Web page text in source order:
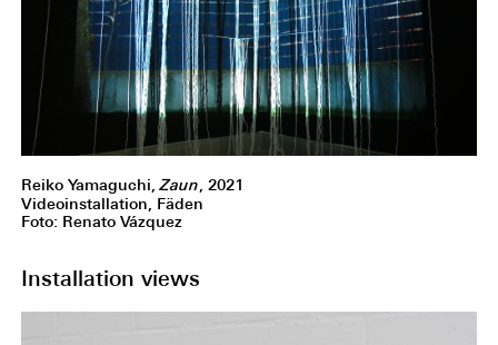
Reiko Yamaguchi,Zaun , 2021
Videoinstallation, Fäden
Foto: Renato Vázquez
Installation views